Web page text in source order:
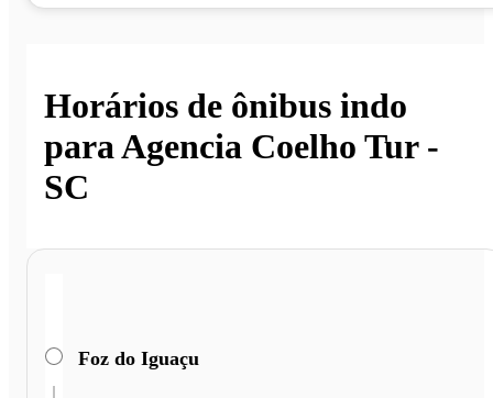
Horários de ônibus indo
para Agencia Coelho Tur -
SC
Foz do Iguaçu